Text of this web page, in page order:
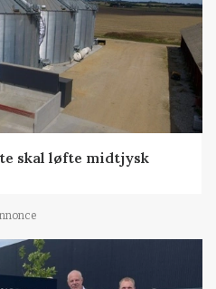
skal løfte midtjysk